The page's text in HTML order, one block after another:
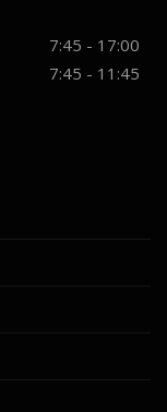
7:45 - 17:00
7:45 - 11:45